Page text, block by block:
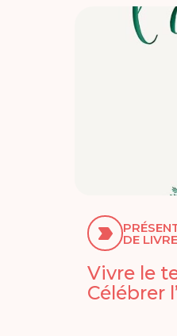
DE
Vivre le
Célébrer